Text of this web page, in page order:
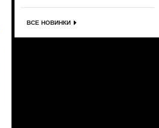
ВСЕ НОВИНКИ